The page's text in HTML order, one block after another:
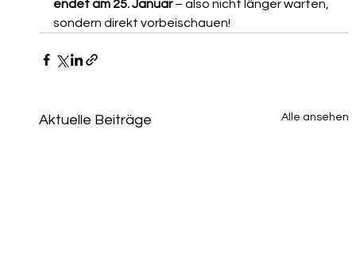
endet am 25. Januar – also nicht länger warten,
sondern direkt vorbeischauen!
Aktuelle Beiträge Alle ansehen